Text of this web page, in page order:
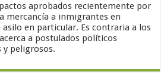
aprobados recientemente por
mercancía a inmigrantes en
en particular. Es contraria a los
a postulados políticos
peligrosos.